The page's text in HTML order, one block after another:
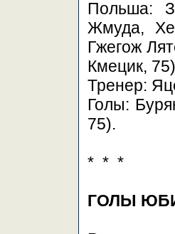
Польша:
Жмуда,
Гжегож
Кмецик,
Тренер:
Голы:
75).
* * *
ГОЛЫ